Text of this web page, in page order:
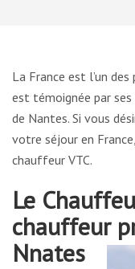
La France est l’un
est témoignée par
de Nantes. Si vous
votre séjour en
chauffeur VTC.
Le
chauffeur
Nnates